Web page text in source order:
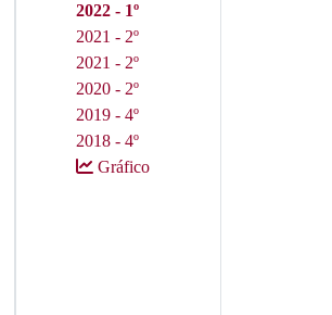
2022 - 1º
2021 - 2º
2021 - 2º
2020 - 2º
2019 - 4º
2018 - 4º
Gráfico